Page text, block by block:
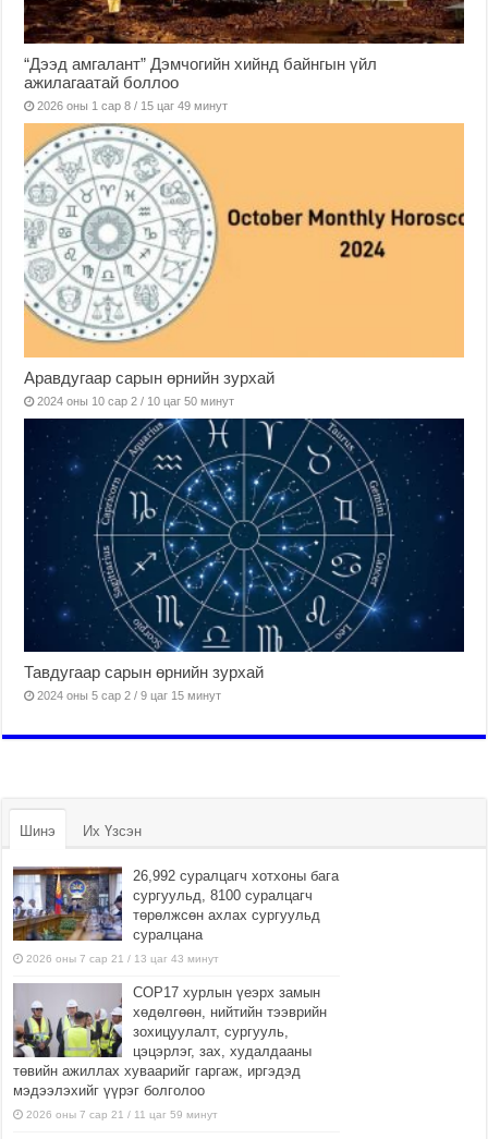
“Дээд амгалант” Дэмчогийн хийнд байнгын үйл
ажилагаатай боллоо
2026 оны 1 сар 8 / 15 цаг 49 минут
Аравдугаар сарын өрнийн зурхай
2024 оны 10 сар 2 / 10 цаг 50 минут
Тавдугаар сарын өрнийн зурхай
2024 оны 5 сар 2 / 9 цаг 15 минут
Шинэ Их Үзсэн
26,992 суралцагч хотхоны бага
сургуульд, 8100 суралцагч
төрөлжсөн ахлах сургуульд
суралцана
2026 оны 7 сар 21 / 13 цаг 43 минут
COP17 хурлын үеэрх замын
хөдөлгөөн, нийтийн тээврийн
зохицуулалт, сургууль,
цэцэрлэг, зах, худалдааны
төвийн ажиллах хуваарийг гаргаж, иргэдэд
мэдээлэхийг үүрэг болголоо
2026 оны 7 сар 21 / 11 цаг 59 минут